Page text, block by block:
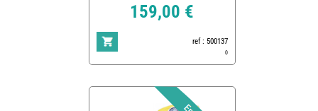
159,00 €
ref : 500137
0